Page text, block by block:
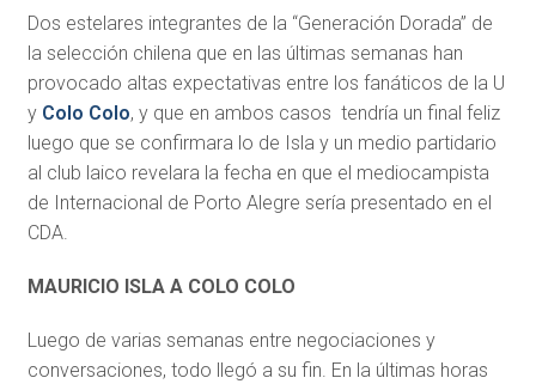
Dos estelares integrantes de la “Generación Dorada” de
la selección chilena que en las últimas semanas han
provocado altas expectativas entre los fanáticos de la U
y Colo Colo, y que en ambos casos tendría un final feliz
luego que se confirmara lo de Isla y un medio partidario
al club laico revelara la fecha en que el mediocampista
de Internacional de Porto Alegre sería presentado en el
CDA.
MAURICIO ISLA A COLO COLO
Luego de varias semanas entre negociaciones y
conversaciones, todo llegó a su fin. En la últimas horas